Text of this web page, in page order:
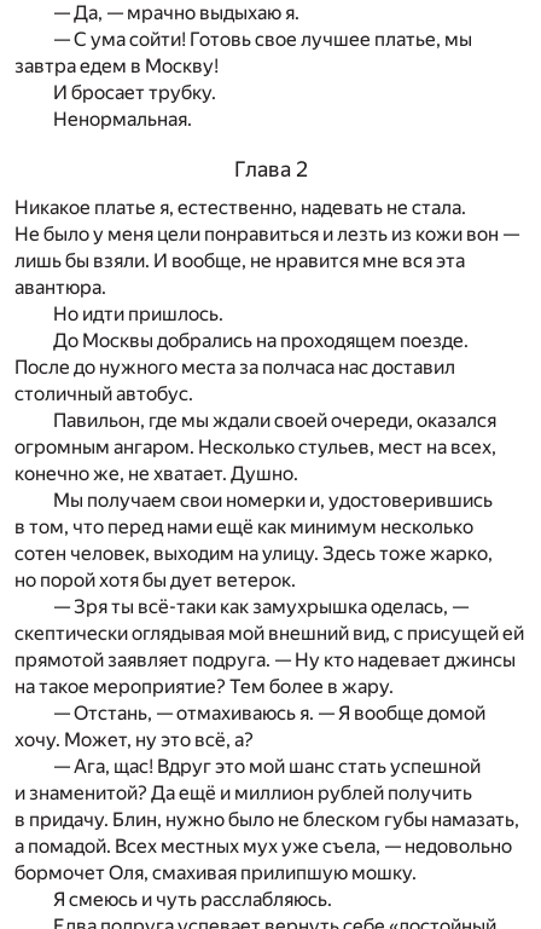
— Да, — мрачно выдыхаю я.
— С ума сойти! Готовь свое лучшее платье, мы
завтра едем в Москву!
И бросает трубку.
Ненормальная.
Глава 2
Никакое платье я, естественно, надевать не стала.
Не было у меня цели понравиться и лезть из кожи вон —
лишь бы взяли. И вообще, не нравится мне вся эта
авантюра.
Но идти пришлось.
До Москвы добрались на проходящем поезде.
После до нужного места за полчаса нас доставил
столичный автобус.
Павильон, где мы ждали своей очереди, оказался
огромным ангаром. Несколько стульев, мест на всех,
конечно же, не хватает. Душно.
Мы получаем свои номерки и, удостоверившись
в том, что перед нами ещё как минимум несколько
сотен человек, выходим на улицу. Здесь тоже жарко,
но порой хотя бы дует ветерок.
— Зря ты всё-таки как замухрышка оделась, —
скептически оглядывая мой внешний вид, с присущей ей
прямотой заявляет подруга. — Ну кто надевает джинсы
на такое мероприятие? Тем более в жару.
— Отстань, — отмахиваюсь я. — Я вообще домой
хочу. Может, ну это всё, а?
— Ага, щас! Вдруг это мой шанс стать успешной
и знаменитой? Да ещё и миллион рублей получить
в придачу. Блин, нужно было не блеском губы намазать,
а помадой. Всех местных мух уже съела, — недовольно
бормочет Оля, смахивая прилипшую мошку.
Я смеюсь и чуть расслабляюсь.